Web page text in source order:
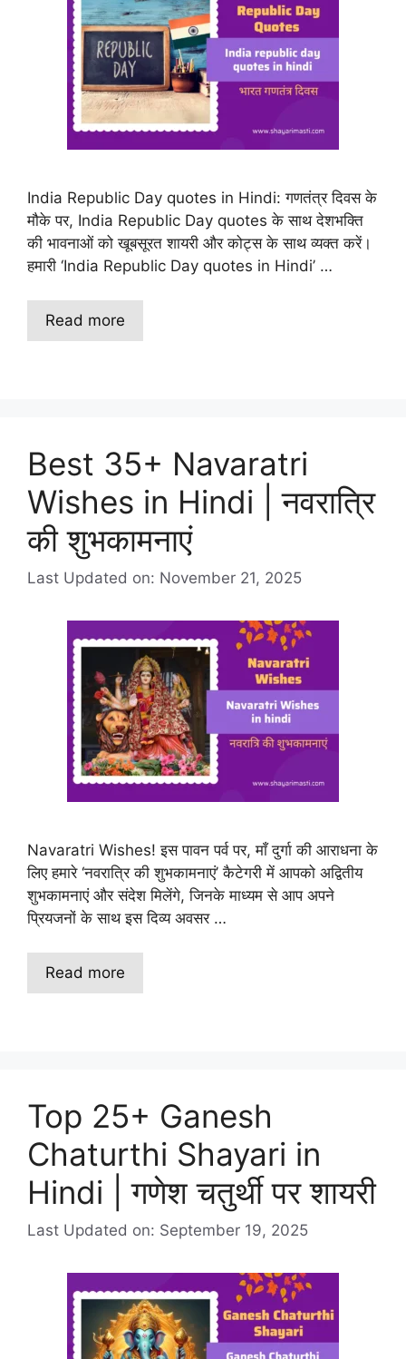
India Republic Day quotes in Hindi: गणतंत्र दिवस के
मौके पर, India Republic Day quotes के साथ देशभक्ति
की भावनाओं को खूबसूरत शायरी और कोट्स के साथ व्यक्त करें।
हमारी ‘India Republic Day quotes in Hindi’ …
Read more
Best 35+ Navaratri
Wishes in Hindi | नवरात्रि
की शुभकामनाएं
Last Updated on: November 21, 2025
Navaratri Wishes! इस पावन पर्व पर, माँ दुर्गा की आराधना के
लिए हमारे ‘नवरात्रि की शुभकामनाएं’ कैटेगरी में आपको अद्वितीय
शुभकामनाएं और संदेश मिलेंगे, जिनके माध्यम से आप अपने
प्रियजनों के साथ इस दिव्य अवसर …
Read more
Top 25+ Ganesh
Chaturthi Shayari in
Hindi | गणेश चतुर्थी पर शायरी
Last Updated on: September 19, 2025